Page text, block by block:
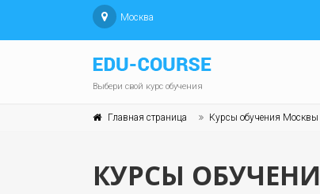
Москва
Выбери свой курс обучения
Главная страница Курсы обучения Москвы
КУРСЫ